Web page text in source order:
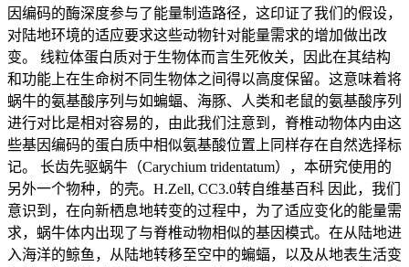
因编码的酶深度参与了能量制造路径，这印证了我们的假设，
对陆地环境的适应要求这些动物针对能量需求的增加做出改
变。 线粒体蛋白质对于生物体而言生死攸关，因此在其结构
和功能上在生命树不同生物体之间得以高度保留。这意味着将
蜗牛的氨基酸序列与如蝙蝠、海豚、人类和老鼠的氨基酸序列
进行对比是相对容易的，由此我们注意到，脊椎动物体内由这
些基因编码的蛋白质中相似氨基酸位置上同样存在自然选择标
记。 长齿先驱蜗牛（Carychium tridentatum），本研究使用的
另外一个物种，的壳。H.Zell, CC3.0转自维基百科 因此，我们
意识到，在向新栖息地转变的过程中，为了适应变化的能量需
求，蜗牛体内出现了与脊椎动物相似的基因模式。在从陆地进
入海洋的鲸鱼，从陆地转移至空中的蝙蝠，以及从地表生活变